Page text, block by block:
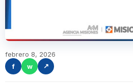
febrero 8, 2026
f
w ↗